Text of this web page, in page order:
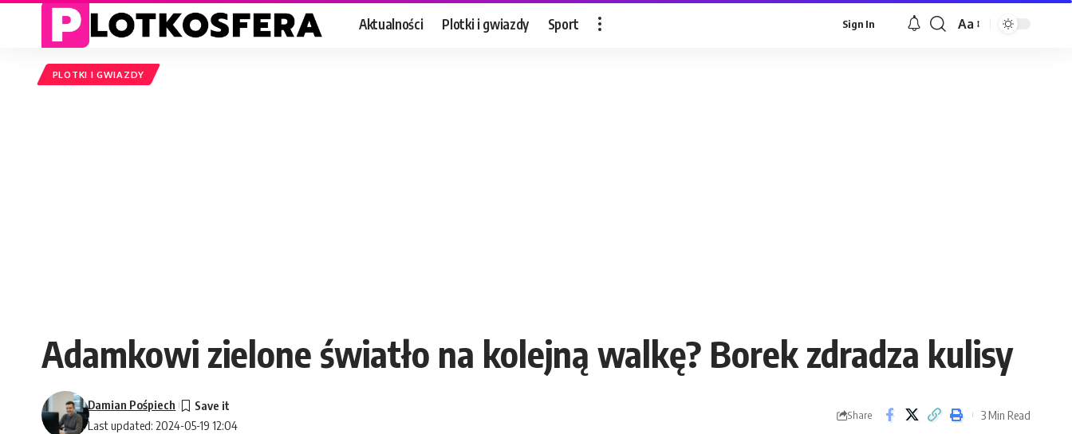
Aktualności Plotki i gwiazdy Sport Sign In
Font
Aa
PLOTKI I GWIAZDY
Adamkowi zielone światło na kolejną walkę? Borek zdradza kulisy
Last updated: 2024-05-19 12:04
Damian Pośpiech
Share 3 Min Read